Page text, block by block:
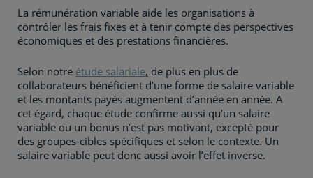
La rémunération variable aide les organisations à
contrôler les frais fixes et à tenir compte des perspectives
économiques et des prestations financières.
Selon notre étude salariale, de plus en plus de
collaborateurs bénéficient d’une forme de salaire variable
et les montants payés augmentent d’année en année. A
cet égard, chaque étude confirme aussi qu’un salaire
variable ou un bonus n’est pas motivant, excepté pour
des groupes-cibles spécifiques et selon le contexte. Un
salaire variable peut donc aussi avoir l’effet inverse.